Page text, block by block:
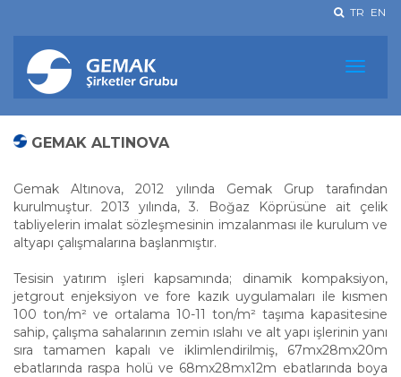
TR EN
GEMAK ALTINOVA
Gemak Altınova, 2012 yılında Gemak Grup tarafından
kurulmuştur. 2013 yılında, 3. Boğaz Köprüsüne ait çelik
tabliyelerin imalat sözleşmesinin imzalanması ile kurulum ve
altyapı çalışmalarına başlanmıştır.
Tesisin yatırım işleri kapsamında; dinamik kompaksiyon,
jetgrout enjeksiyon ve fore kazık uygulamaları ile kısmen
100 ton/m² ve ortalama 10-11 ton/m² taşıma kapasitesine
sahip, çalışma sahalarının zemin ıslahı ve alt yapı işlerinin yanı
sıra tamamen kapalı ve iklimlendirilmiş, 67mx28mx20m
ebatlarında raspa holü ve 68mx28mx12m ebatlarında boya